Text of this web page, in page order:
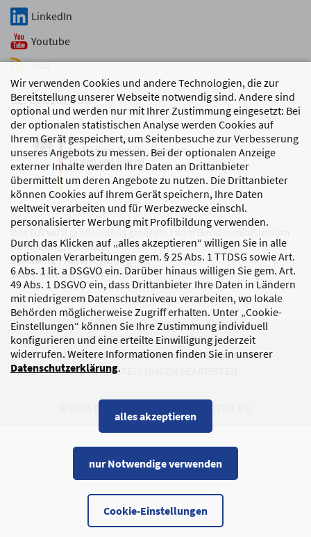
Wir verwenden Cookies und andere Technologien, die zur
Bereitstellung unserer Webseite notwendig sind. Andere sind
optional und werden nur mit Ihrer Zustimmung eingesetzt: Bei
der optionalen statistischen Analyse werden Cookies auf
Ihrem Gerät gespeichert, um Seitenbesuche zur Verbesserung
unseres Angebots zu messen. Bei der optionalen Anzeige
externer Inhalte werden Ihre Daten an Drittanbieter
übermittelt um deren Angebote zu nutzen. Die Drittanbieter
können Cookies auf Ihrem Gerät speichern, Ihre Daten
weltweit verarbeiten und für Werbezwecke einschl.
personalisierter Werbung mit Profilbildung verwenden.
Durch das Klicken auf „alles akzeptieren“ willigen Sie in alle
optionalen Verarbeitungen gem. § 25 Abs. 1 TTDSG sowie Art.
6 Abs. 1 lit. a DSGVO ein. Darüber hinaus willigen Sie gem. Art.
49 Abs. 1 DSGVO ein, dass Drittanbieter Ihre Daten in Ländern
mit niedrigerem Datenschutzniveau verarbeiten, wo lokale
Behörden möglicherweise Zugriff erhalten. Unter „Cookie-
Einstellungen“ können Sie Ihre Zustimmung individuell
konfigurieren und eine erteilte Einwilligung jederzeit
widerrufen. Weitere Informationen finden Sie in unserer
Datenschutzerklärung.
Cookie-Einstellungen
alles akzeptieren
nur Notwendige verwenden
LinkedIn
Youtube
RSS
GEFÖRDERT VON
Das DJI wird größtenteils gefördert vom Bundesministerium
für Bildung, Familie,
Senioren, Frauen und Jugend
sowie den Bundesländern.
DATENSCHUTZ
IMPRESSUM
KORRUPTIONSPRÄVENTION
BARRIEREFREIHEIT
COOKIE-EINSTELLUNGEN BEARBEITEN